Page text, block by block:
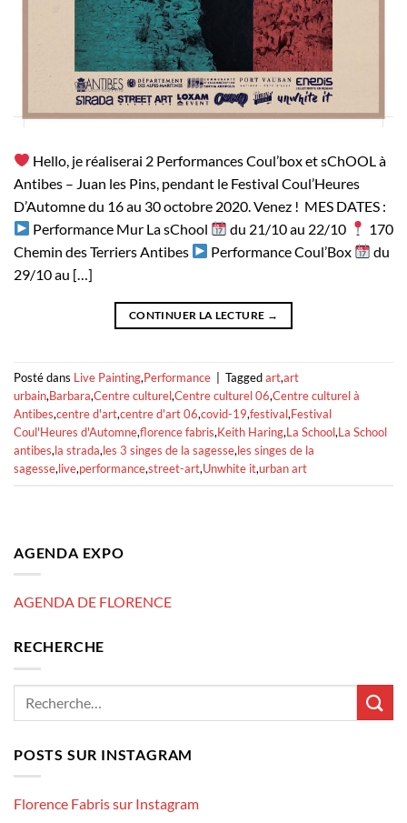
Hello, je réaliserai 2 Performances Coul’box et sChOOL à
Antibes – Juan les Pins, pendant le Festival Coul’Heures
D’Automne du 16 au 30 octobre 2020⁣⁣⁣. Venez ! ⁣⁣ MES DATES :⁣⁣⁣
Performance Mur La sChool
du 21/10 au 22/10
170
Chemin des Terriers Antibes⁣⁣⁣
Performance Coul’Box
du
29/10 au […]
CONTINUER LA LECTURE →
Posté dans Live Painting,Performance Taggedart,art
urbain,Barbara,Centre culturel,Centre culturel 06,Centre culturel à
Antibes,centre d'art,centre d'art 06,covid-19,festival,Festival
Coul'Heures d'Automne,florence fabris,Keith Haring,La School,La School
antibes,la strada,les 3 singes de la sagesse,les singes de la
sagesse,live,performance,street-art,Unwhite it,urban art
AGENDA EXPO
AGENDA DE FLORENCE
RECHERCHE
POSTS SUR INSTAGRAM
Florence Fabris sur Instagram